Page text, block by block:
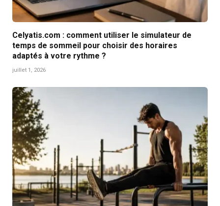
Celyatis.com : comment utiliser le simulateur de
temps de sommeil pour choisir des horaires
adaptés à votre rythme ?
juillet 1, 2026